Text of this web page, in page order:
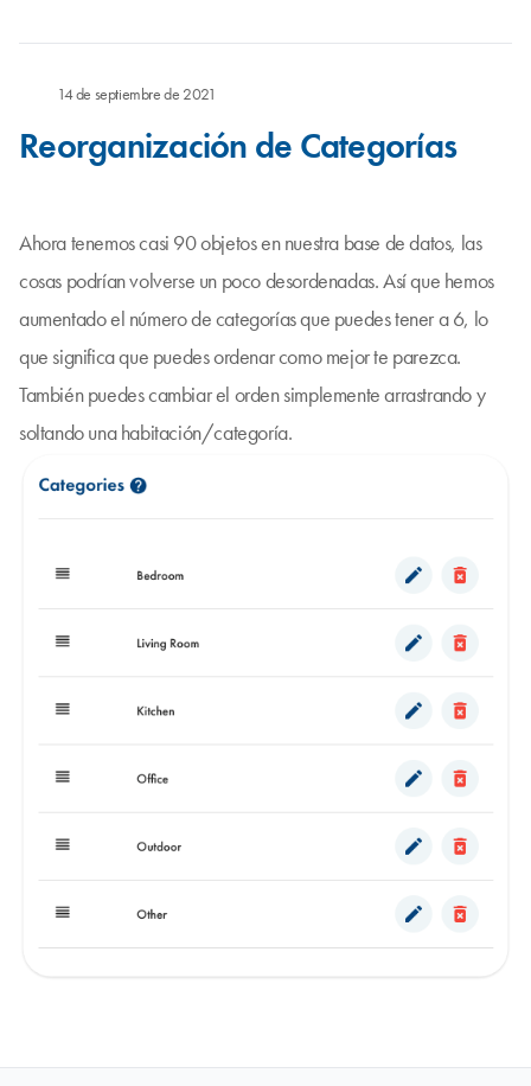
14 de septiembre de 2021
Reorganización de Categorías
Ahora tenemos casi 90 objetos en nuestra base de datos, las
cosas podrían volverse un poco desordenadas. Así que hemos
aumentado el número de categorías que puedes tener a 6, lo
que significa que puedes ordenar como mejor te parezca.
También puedes cambiar el orden simplemente arrastrando y
soltando una habitación/categoría.